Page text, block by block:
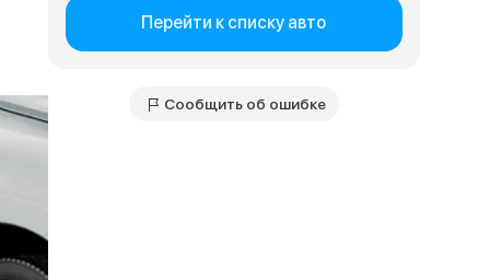
Перейти к списку авто
Сообщить об ошибке